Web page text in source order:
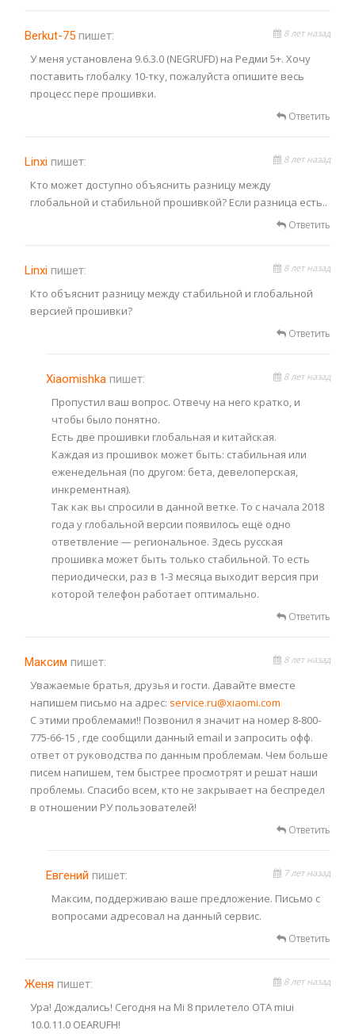
Berkut-75 пишет: 8 лет назад
У меня установлена 9.6.3.0 (NEGRUFD) на Редми 5+. Хочу
поставить глобалку 10-тку, пожалуйста опишите весь
процесс пере прошивки.
Ответить
Linxi пишет: 8 лет назад
Кто может доступно объяснить разницу между
глобальной и стабильной прошивкой? Если разница есть..
Ответить
Linxi пишет: 8 лет назад
Кто объяснит разницу между стабильной и глобальной
версией прошивки?
Ответить
Xiaomishkaпишет: 8 лет назад
Пропустил ваш вопрос. Отвечу на него кратко, и
чтобы было понятно.
Есть две прошивки глобальная и китайская.
Каждая из прошивок может быть: стабильная или
еженедельная (по другом: бета, девелоперская,
инкрементная).
Так как вы спросили в данной ветке. То с начала 2018
года у глобальной версии появилось ещё одно
ответвление — региональное. Здесь русская
прошивка может быть только стабильной. То есть
периодически, раз в 1-3 месяца выходит версия при
которой телефон работает оптимально.
Ответить
Максим пишет: 8 лет назад
Уважаемые братья, друзья и гости. Давайте вместе
напишем письмо на адрес: service.ru@xiaomi.com
С этими проблемами!! Позвонил я значит на номер 8-800-
775-66-15 , где сообщили данный email и запросить офф.
ответ от руководства по данным проблемам. Чем больше
писем напишем, тем быстрее просмотрят и решат наши
проблемы. Спасибо всем, кто не закрывает на беспредел
в отношении РУ пользователей!
Ответить
Евгенийпишет: 7 лет назад
Максим, поддерживаю ваше предложение. Письмо с
вопросами адресовал на данный сервис.
Ответить
Женя пишет: 8 лет назад
Ура! Дождались! Сегодня на Mi 8 прилетело OTA miui
10.0.11.0 OEARUFH!